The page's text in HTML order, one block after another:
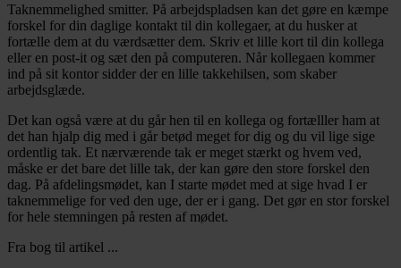
Taknemmelighed smitter. På arbejdspladsen kan det gøre en kæmpe
forskel for din daglige kontakt til din kollegaer, at du husker at
fortælle dem at du værdsætter dem. Skriv et lille kort til din kollega
eller en post-it og sæt den på computeren. Når kollegaen kommer
ind på sit kontor sidder der en lille takkehilsen, som skaber
arbejdsglæde.
Det kan også være at du går hen til en kollega og fortælller ham at
det han hjalp dig med i går betød meget for dig og du vil lige sige
ordentlig tak. Et nærværende tak er meget stærkt og hvem ved,
måske er det bare det lille tak, der kan gøre den store forskel den
dag. På afdelingsmødet, kan I starte mødet med at sige hvad I er
taknemmelige for ved den uge, der er i gang. Det gør en stor forskel
for hele stemningen på resten af mødet.
Fra bog til artikel ...